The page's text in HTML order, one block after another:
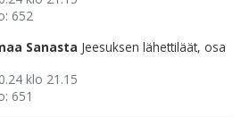
652
Sanasta Jeesuksen lähettiläät, osa
klo 21.15
651